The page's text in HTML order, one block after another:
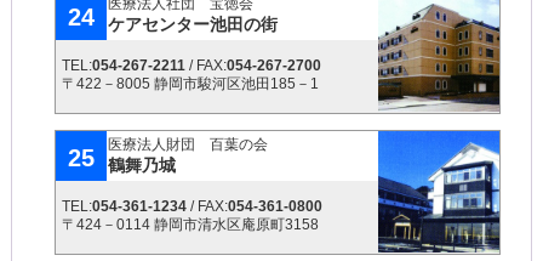
24 医療法人社団 宝徳会
ケアセンター池田の街
TEL:054-267-2211/ FAX:054-267-2700
〒422－8005 静岡市駿河区池田185－1
25 医療法人財団 百葉の会
鶴舞乃城
TEL:054-361-1234/ FAX:054-361-0800
〒424－0114 静岡市清水区庵原町3158